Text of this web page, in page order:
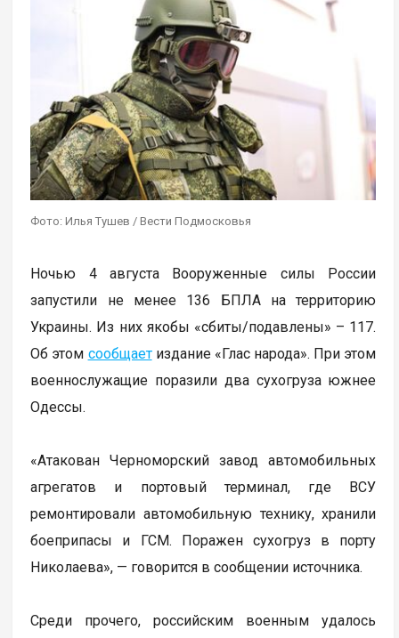
Фото: Илья Тушев / Вести Подмосковья
Ночью 4 августа Вооруженные силы России
запустили не менее 136 БПЛА на территорию
Украины. Из них якобы «сбиты/подавлены» – 117.
Об этом сообщаетиздание «Глас народа». При этом
военнослужащие поразили два сухогруза южнее
Одессы.
«Атакован Черноморский завод автомобильных
агрегатов и портовый терминал, где ВСУ
ремонтировали автомобильную технику, хранили
боеприпасы и ГСМ. Поражен сухогруз в порту
Николаева», — говорится в сообщении источника.
Среди прочего, российским военным удалось